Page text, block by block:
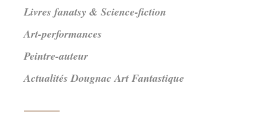
Livres fanatsy & Science-fiction
Art-performances
Peintre-auteur
Actualités Dougnac Art Fantastique